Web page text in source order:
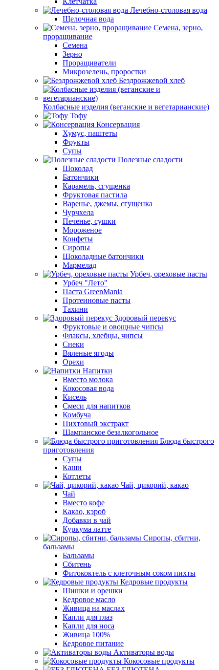
Лечебно-столовая вода
Щелочная вода
Семена, зерно,
проращивание
Семена
Зерно
Проращиватели
Микрозелень, проростки
Бездрожжевой хлеб
Колбасные изделия (веганские и вегетарианские)
Тофу
Консервация
Хумус, паштеты
Фрукты
Супы
Полезные сладости
Шоколад
Батончики
Карамель, сгущенка
Фруктовая пастила
Варенье, джемы, сгущенка
Чурчхела
Печенье, сушки
Мороженое
Конфеты
Сиропы
Шоколадные батончики
Мармелад
Урбеч, ореховые пасты
Урбеч "Лето"
Паста GreenMania
Протеиновые пасты
Тахини
Здоровый перекус
Фруктовые и овощные чипсы
Флаксы, хлебцы, чипсы
Снеки
Вяленые ягоды
Орехи
Напитки
Вместо молока
Кокосовая вода
Кисель
Смеси для напитков
Комбуча
Пихтовый экстракт
Шампанское безалкогольное
Блюда быстрого
приготовления
Супы
Каши
Котлеты
Чай, цикорий, какао
Чай
Вместо кофе
Какао, кэроб
Добавки в чай
Куркума латте
Сиропы, сбитни,
бальзамы
Бальзамы
Сбитень
Фитококтель с клеточным соком пихты
Кедровые продукты
Шишки и орешки
Кедровое масло
Живица на маслах
Капли для глаз
Капли для носа
Живица 100%
Кедровое питание
Активаторы воды
Кокосовые продукты